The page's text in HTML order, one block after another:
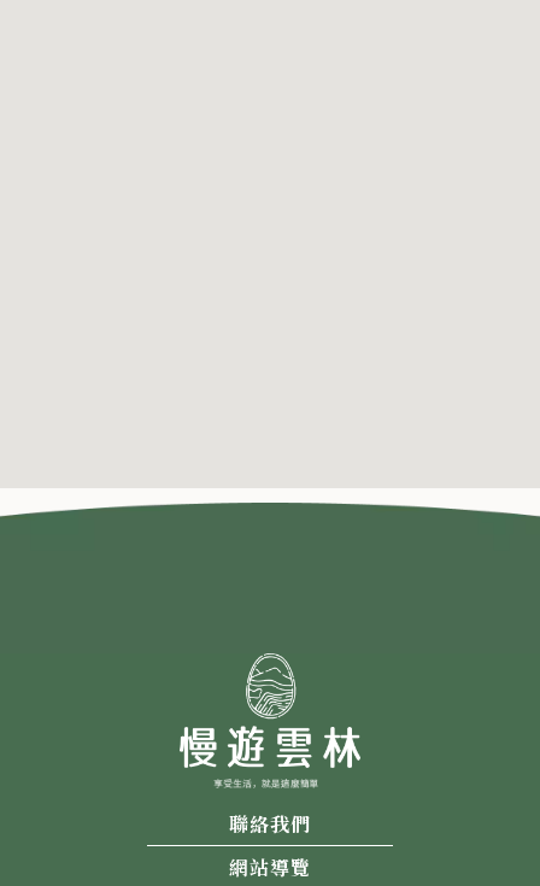
聯絡我們
網站導覽